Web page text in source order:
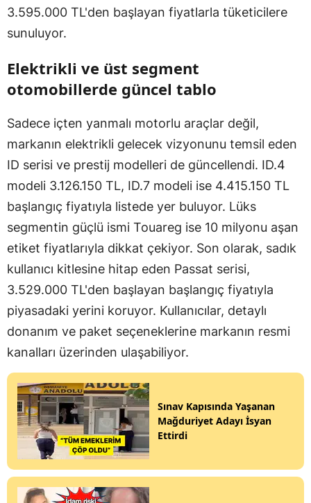
3.595.000 TL'den başlayan fiyatlarla tüketicilere
sunuluyor.
Elektrikli ve üst segment
otomobillerde güncel tablo
Sadece içten yanmalı motorlu araçlar değil,
markanın elektrikli gelecek vizyonunu temsil eden
ID serisi ve prestij modelleri de güncellendi. ID.4
modeli 3.126.150 TL, ID.7 modeli ise 4.415.150 TL
başlangıç fiyatıyla listede yer buluyor. Lüks
segmentin güçlü ismi Touareg ise 10 milyonu aşan
etiket fiyatlarıyla dikkat çekiyor. Son olarak, sadık
kullanıcı kitlesine hitap eden Passat serisi,
3.529.000 TL'den başlayan başlangıç fiyatıyla
piyasadaki yerini koruyor. Kullanıcılar, detaylı
donanım ve paket seçeneklerine markanın resmi
kanalları üzerinden ulaşabiliyor.
Sınav Kapısında Yaşanan
Mağduriyet Adayı İsyan
Ettirdi